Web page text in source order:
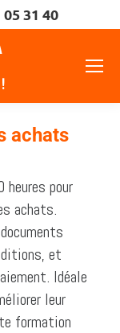
31 40
achats
pour
achats.
et
Idéale
leur
formation